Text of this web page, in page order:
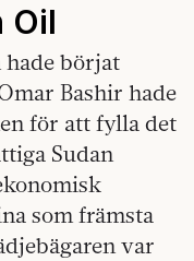
Oil
börjat
Bashir hade
för att fylla det
Sudan
som främsta
var